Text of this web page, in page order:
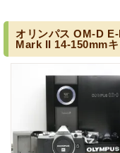
サブ機、ハイア…（兵庫・
市）
オリンパス OM-D
Mark II 14-150mmキ